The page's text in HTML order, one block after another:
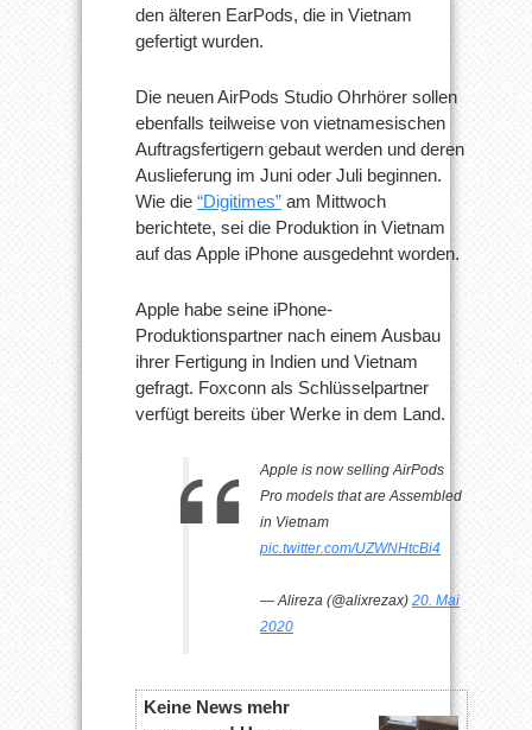
den älteren EarPods, die in Vietnam
gefertigt wurden.
Die neuen AirPods Studio Ohrhörer sollen
ebenfalls teilweise von vietnamesischen
Auftragsfertigern gebaut werden und deren
Auslieferung im Juni oder Juli beginnen.
Wie die “Digitimes” am Mittwoch
berichtete, sei die Produktion in Vietnam
auf das Apple iPhone ausgedehnt worden.
Apple habe seine iPhone-
Produktionspartner nach einem Ausbau
ihrer Fertigung in Indien und Vietnam
gefragt. Foxconn als Schlüsselpartner
verfügt bereits über Werke in dem Land.
Apple is now selling AirPods
Pro models that are Assembled
in Vietnam
pic.twitter.com/UZWNHtcBi4
— Alireza (@alixrezax) 20. Mai
2020
Keine News mehr